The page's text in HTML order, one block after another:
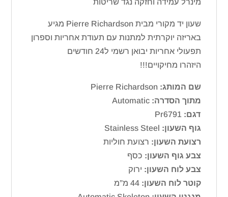
מינרל עמידה וחזקה נגד שריטות
שעון יד מקורי מבית Pierre Richardson מגיע
באריזה יוקרתית למתנות עם תעודת אחריות וספרון
תפעולי אחריות יבואן רשמי ל24 חודשים
היזהרו מחיקויים!!!
שם המותג: Pierre Richardson
מתוך הסדרה: Automatic
דגם:
גוף השעון:
רצועת השעון: רצועת חוליות
צבע גוף השעון: כסף
צבע לוח השעון: ירוק
קוטר לוח השעון: 44 מ”מ